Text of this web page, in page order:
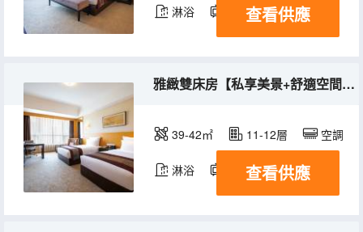
淋浴 電視機 冰箱
查看供應
雅緻雙床房【私享美景+舒適空間+獨立保險櫃】
39-42㎡ 11-12層 空調
淋浴 電視機 冰箱
查看供應